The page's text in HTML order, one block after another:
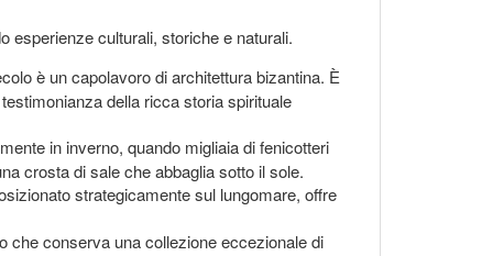
esperienze culturali, storiche e naturali.
è un capolavoro di architettura bizantina. È
della ricca storia spirituale
in inverno, quando migliaia di fenicotteri
crosta di sale che abbaglia sotto il sole.
strategicamente sul lungomare, offre
che conserva una collezione eccezionale di